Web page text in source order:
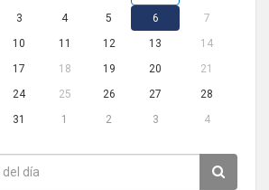
3 4 5 6
7
10 11 12 13
14
17 18 19 20
21
24 25 26 27
28
31 1 2 3 4